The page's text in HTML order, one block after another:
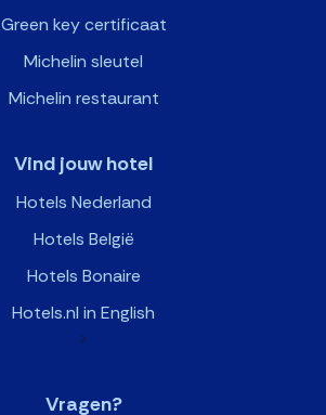
Green key certificaat
Michelin sleutel
Michelin restaurant
Vind jouw hotel
Hotels Nederland
Hotels België
Hotels Bonaire
Hotels.nl in English
>
Vragen?